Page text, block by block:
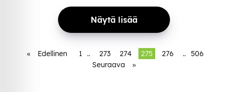
Näytä lisää
« Edellinen 1 .. 273 274 275 276 .. 506
Seuraava
»